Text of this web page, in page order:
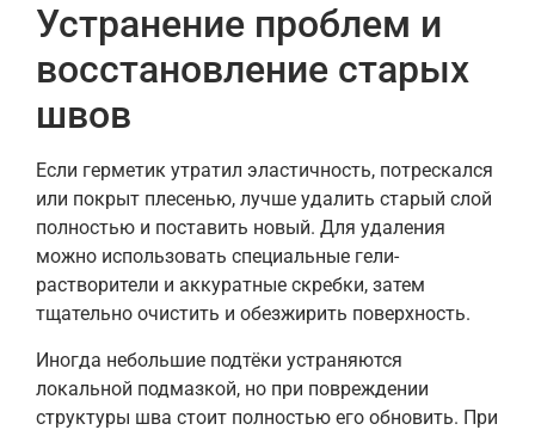
Устранение проблем и
восстановление старых
швов
Если герметик утратил эластичность, потрескался
или покрыт плесенью, лучше удалить старый слой
полностью и поставить новый. Для удаления
можно использовать специальные гели-
растворители и аккуратные скребки, затем
тщательно очистить и обезжирить поверхность.
Иногда небольшие подтёки устраняются
локальной подмазкой, но при повреждении
структуры шва стоит полностью его обновить. При